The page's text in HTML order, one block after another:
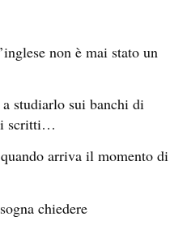
non è mai stato un
studiarlo sui banchi di
scritti…
arriva il momento di
chiedere